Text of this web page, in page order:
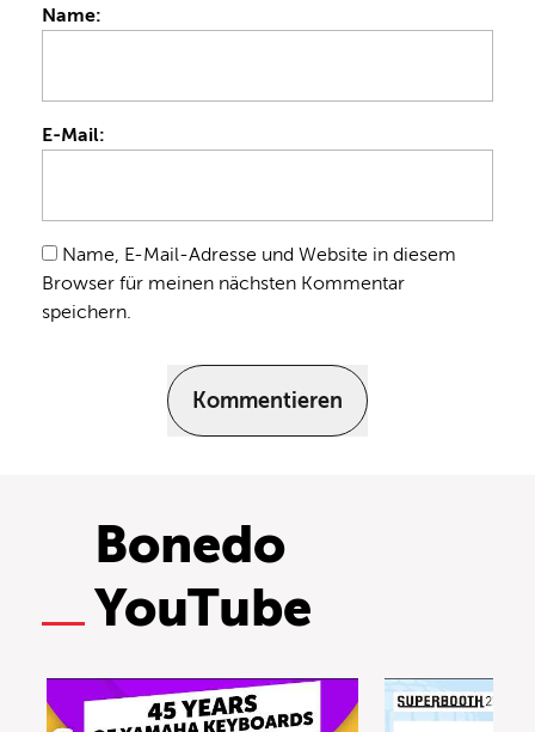
Name:
E-Mail:
Name, E-Mail-Adresse und Website in diesem
Browser für meinen nächsten Kommentar
speichern.
Kommentieren
Bonedo
YouTube